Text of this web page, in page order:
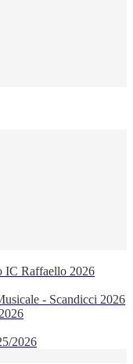
IC Raffaello 2026
- Scandicci 2026
2026